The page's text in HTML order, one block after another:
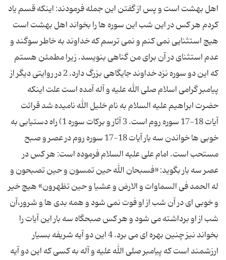
اهل بهشت است و پس از گفتن این جمله فرمودند: اینكه قسم یاد
كردم هر كس در این شب این سوره ها را بخواند اهل بهشت است
هیچ استثنایی نمی كنم و نمی ترسم كه خداوند به خاطر سوگند و
عدم استثنای در آن برای من گناهی بنویسد. زیرا مطمئن هستم
كه این دو سوره نزد خداوند جایگاهی بزرگ دارد. 2 در روایتی دیگر از
پیامبر گرامی اسلام صلی الله علیه و آله آمده است علت اینكه
حضرت ابراهیم علیه السلام به نام خلیل الله نامیده شد قرائت
آیات 18-17 سوره روم است. 3 آثار و بركات سوره 1) راه دستیابی به
خوبی ها خواندن سه بار آیات 18-17 سوره روم در عصر و صبح
مستحب است. امام علی علیه السلام فرموده است: هر كس در
عصر سه بار بگوید: «فسبحان الله حین تمسون و حین تصبحون و
له الحمد فی السماوات و الارض و عشیا و حین تظهرون» هیچ خیر
و خوبی ای در آن شب از او فوت نمی شود و همه بدی ها و شرور،آن
شب از او برداشته می شود و هر كس صبحگاه سه بار این آیات را
بخواند نیز چنین بهره ای می برد. 4 این دو آیه شریفه بسیار
ارزشمند است كه پیامبر صلی الله علیه و آله به كسی كه این دو آیه